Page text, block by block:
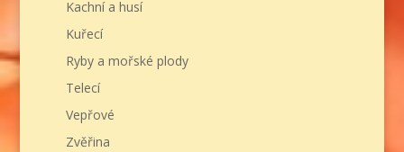
Kachní a husí
Kuřecí
Ryby a mořské plody
Telecí
Vepřové
Zvěřina